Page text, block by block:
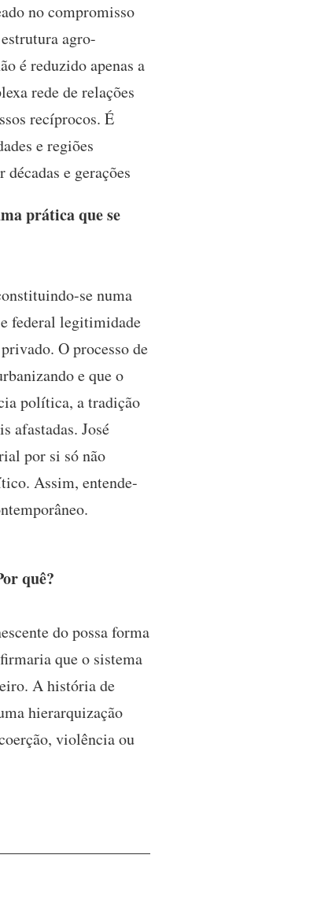
no compromisso
agro-
é reduzido apenas a
rede de relações
recíprocos. É
e regiões
e gerações
prática que se
se numa
federal legitimidade
O processo de
e que o
política, a tradição
afastadas. José
por si só não
Assim, entende-
quê?
do possa forma
que o sistema
A história de
hierarquização
violência ou